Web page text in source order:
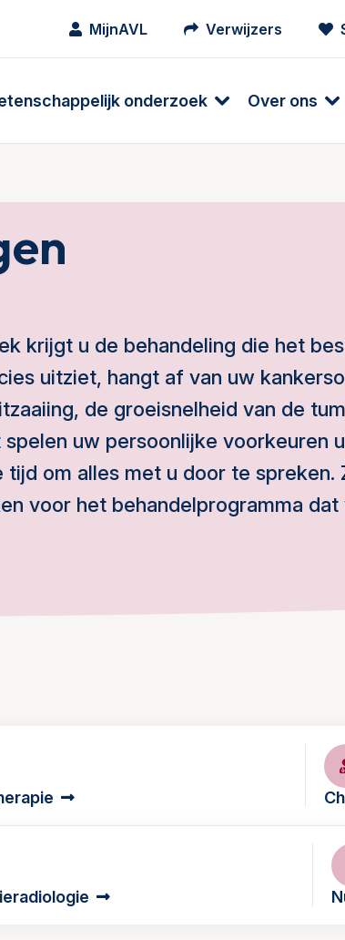
MijnAVL Verwijzers
onderzoek Over ons
krijgt u de behandeling die het
uitziet, hangt af van uw
de groeisnelheid van de
uw persoonlijke voorkeuren
om alles met u door te spreken.
voor het behandelprogramma